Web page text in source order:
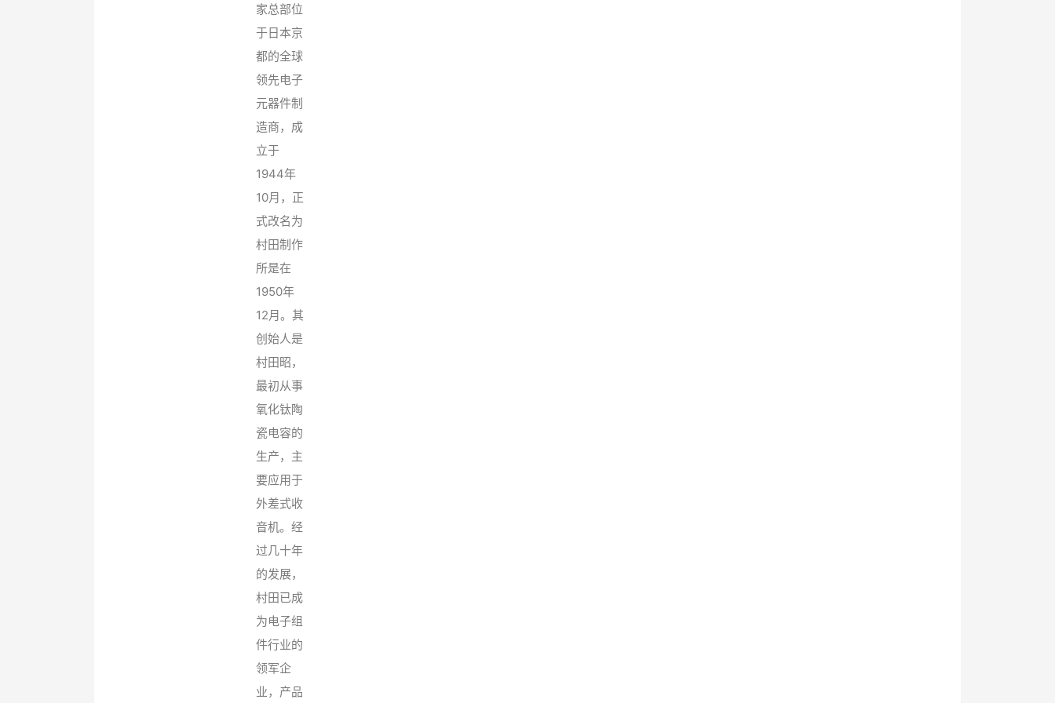
家总部位
于日本京
都的全球
领先电子
元器件制
造商，成
立于
1944年
10月，正
式改名为
村田制作
所是在
1950年
12月。其
创始人是
村田昭，
最初从事
氧化钛陶
瓷电容的
生产，主
要应用于
外差式收
音机。经
过几十年
的发展，
村田已成
为电子组
件行业的
领军企
业，产品